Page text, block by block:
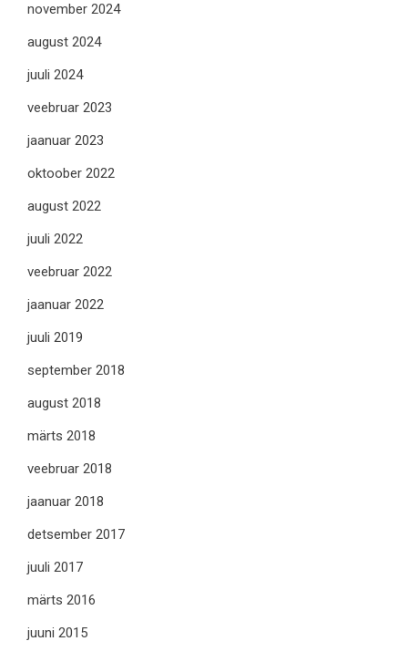
november 2024
august 2024
juuli 2024
veebruar 2023
jaanuar 2023
oktoober 2022
august 2022
juuli 2022
veebruar 2022
jaanuar 2022
juuli 2019
september 2018
august 2018
märts 2018
veebruar 2018
jaanuar 2018
detsember 2017
juuli 2017
märts 2016
juuni 2015